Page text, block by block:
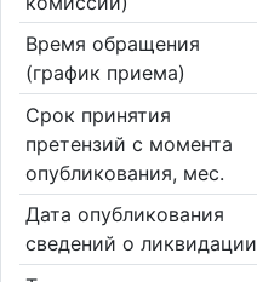
Время обращения
(график приема)
Срок принятия
претензий с момента
опубликования, мес.
Дата опубликования
сведений о ликвидации